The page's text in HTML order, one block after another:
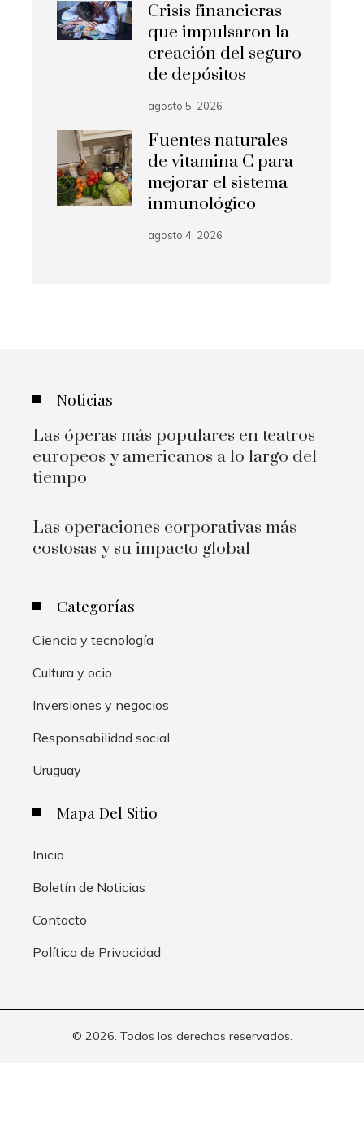
Crisis financieras
que impulsaron la
creación del seguro
de depósitos
agosto 5, 2026
Fuentes naturales
de vitamina C para
mejorar el sistema
inmunológico
agosto 4, 2026
Noticias
Las óperas más populares en teatros
europeos y americanos a lo largo del
tiempo
Las operaciones corporativas más
costosas y su impacto global
Categorías
Ciencia y tecnología
Cultura y ocio
Inversiones y negocios
Responsabilidad social
Uruguay
Mapa Del Sitio
Inicio
Boletín de Noticias
Contacto
Política de Privacidad
© 2026. Todos los derechos reservados.